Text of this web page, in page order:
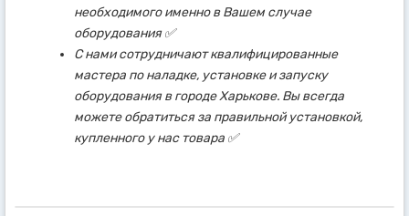
необходимого именно в Вашем случае
оборудования ✅
С нами сотрудничают квалифицированные
мастера по наладке, установке и запуску
оборудования в городе Харькове. Вы всегда
можете обратиться за правильной установкой,
купленного у нас товара ✅